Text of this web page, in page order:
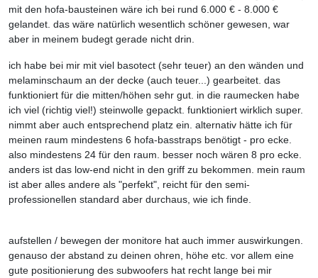
mit den hofa-bausteinen wäre ich bei rund 6.000 € - 8.000 €
gelandet. das wäre natürlich wesentlich schöner gewesen, war
aber in meinem budegt gerade nicht drin.
ich habe bei mir mit viel basotect (sehr teuer) an den wänden und
melaminschaum an der decke (auch teuer...) gearbeitet. das
funktioniert für die mitten/höhen sehr gut. in die raumecken habe
ich viel (richtig viel!) steinwolle gepackt. funktioniert wirklich super.
nimmt aber auch entsprechend platz ein. alternativ hätte ich für
meinen raum mindestens 6 hofa-basstraps benötigt - pro ecke.
also mindestens 24 für den raum. besser noch wären 8 pro ecke.
anders ist das low-end nicht in den griff zu bekommen. mein raum
ist aber alles andere als "perfekt", reicht für den semi-
professionellen standard aber durchaus, wie ich finde.
aufstellen / bewegen der monitore hat auch immer auswirkungen.
genauso der abstand zu deinen ohren, höhe etc. vor allem eine
gute positionierung des subwoofers hat recht lange bei mir